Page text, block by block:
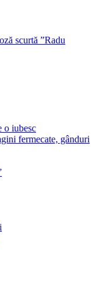
scurtă ”Radu
o iubesc
fermecate, gânduri